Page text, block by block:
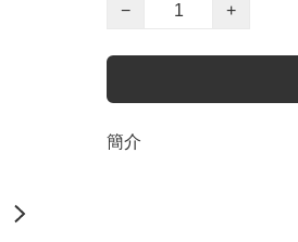
−
+
簡介